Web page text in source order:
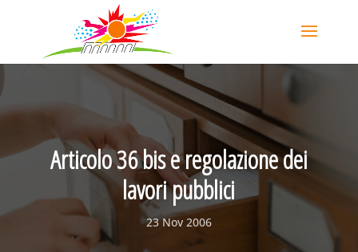
Articolo 36 bis e regolazione dei
lavori pubblici
23 Nov 2006